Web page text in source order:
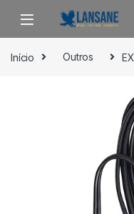
Saltar para navegação
Pular para o conteúdo
Início Outros